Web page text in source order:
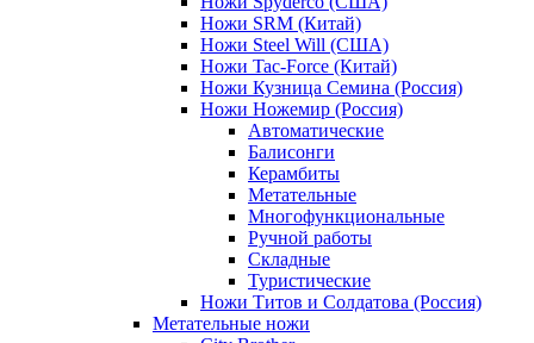
Ножи SRM (Китай)
Ножи Steel Will (США)
Ножи Tac-Force (Китай)
Ножи Кузница Семина (Россия)
Ножи Ножемир (Россия)
Автоматические
Балисонги
Керамбиты
Метательные
Многофункциональные
Ручной работы
Складные
Туристические
Ножи Титов и Солдатова (Россия)
Метательные ножи